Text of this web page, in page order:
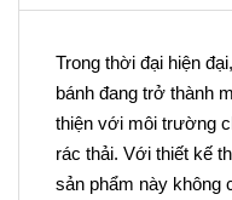
Trong thời đại hiện
bánh đang trở thành
thiện với môi trường
rác thải. Với thiết kế
sản phẩm này không